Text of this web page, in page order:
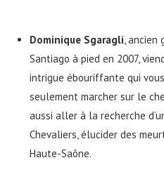
Dominique Sgaragli, ancien
Santiago à pied en 2007,
intrigue ébouriffante qui
seulement marcher sur le
aussi aller à la recherche
Chevaliers, élucider des
Haute-Saône.